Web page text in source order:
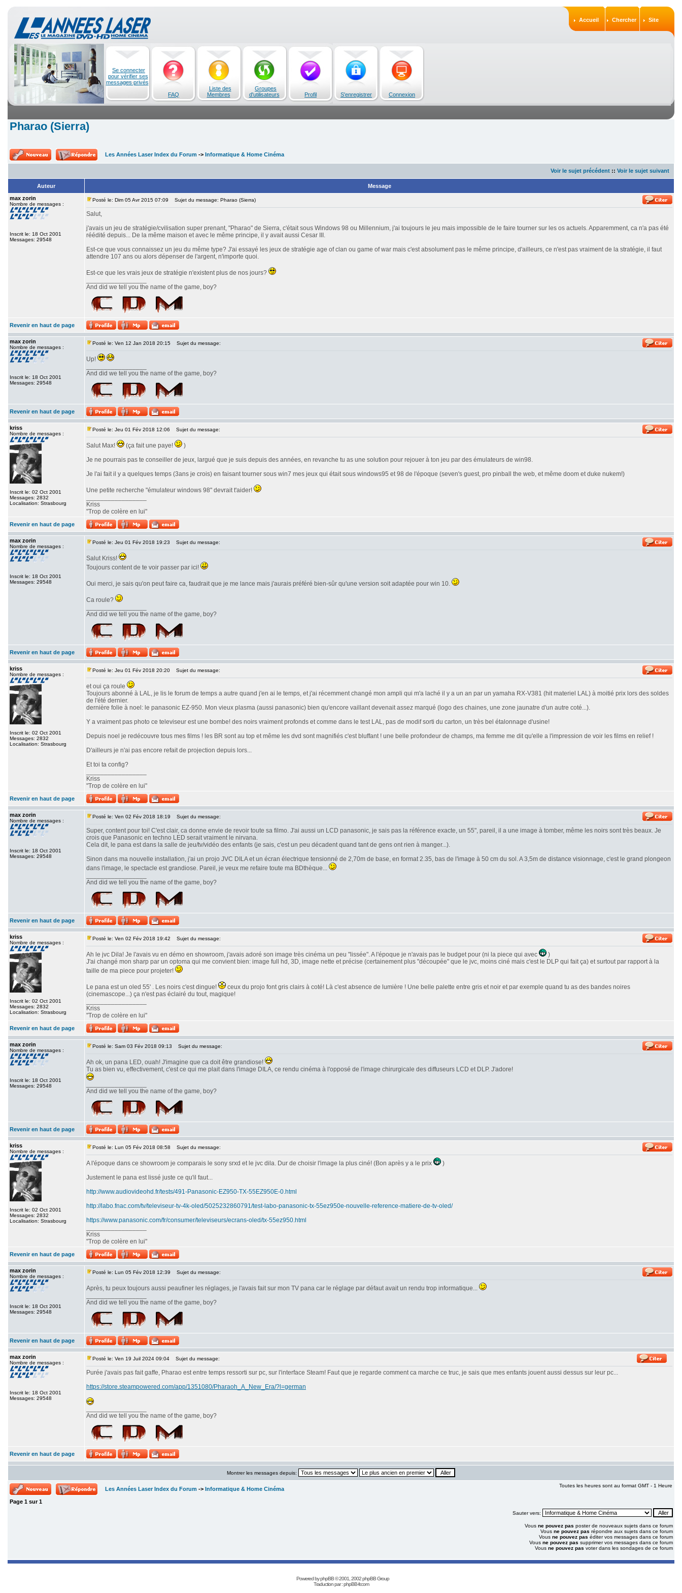
Accueil Chercher Site
Se connecter
pour vérifier ses
messages privés
FAQ
Liste des
Membres
Groupes
d'utilisateurs
Profil S'enregistrer Connexion
Pharao (Sierra)
Les Années Laser Index du Forum -> Informatique & Home Cinéma
Voir le sujet précédent :: Voir le sujet suivant
Auteur
Message
max zorin
Nombre de messages :
Inscrit le: 18 Oct 2001
Messages: 29548
Posté le: Dim 05 Avr 2015 07:09 Sujet du message: Pharao (Sierra)
Salut,
j'avais un jeu de stratégie/cvilisation super prenant, "Pharao" de Sierra, c'était sous Windows 98 ou Millennium, j'ai toujours le jeu mais impossible de le faire tourner sur les os actuels. Apparemment, ca n'a pas été
réédité depuis... De la même maison et avec le même principe, il y avait aussi Cesar III.
Est-ce que vous connaissez un jeu du même type? J'ai essayé les jeux de stratégie age of clan ou game of war mais c'est absolument pas le même principe, d'ailleurs, ce n'est pas vraiment de la stratégie, il faut
attendre 107 ans ou alors dépenser de l'argent, n'importe quoi.
Est-ce que les vrais jeux de stratégie n'existent plus de nos jours?
And did we tell you the name of the game, boy?
Revenir en haut de page
max zorin
Nombre de messages :
Inscrit le: 18 Oct 2001
Messages: 29548
Posté le: Ven 12 Jan 2018 20:15 Sujet du message:
Up!
And did we tell you the name of the game, boy?
Revenir en haut de page
kriss
Nombre de messages :
Inscrit le: 02 Oct 2001
Messages: 2832
Localisation: Strasbourg
Posté le: Jeu 01 Fév 2018 12:06 Sujet du message:
Salut Max! (ça fait une paye!
)
Je ne pourrais pas te conseiller de jeux, largué que je suis depuis des années, en revanche tu as une solution pour rejouer à ton jeu par des émulateurs de win98.
Je l'ai fait il y a quelques temps (3ans je crois) en faisant tourner sous win7 mes jeux qui était sous windows95 et 98 de l'époque (seven's guest, pro pinball the web, et même doom et duke nukem!)
Une petite recherche "émulateur windows 98" devrait t'aider!
Kriss
"Trop de colère en lui"
Revenir en haut de page
max zorin
Nombre de messages :
Inscrit le: 18 Oct 2001
Messages: 29548
Posté le: Jeu 01 Fév 2018 19:23 Sujet du message:
Salut Kriss!
Toujours content de te voir passer par ici!
Oui merci, je sais qu'on peut faire ca, faudrait que je me lance mais j'aurais préféré bien-sûr qu'une version soit adaptée pour win 10.
Ca roule?
And did we tell you the name of the game, boy?
Revenir en haut de page
kriss
Nombre de messages :
Inscrit le: 02 Oct 2001
Messages: 2832
Localisation: Strasbourg
Posté le: Jeu 01 Fév 2018 20:20 Sujet du message:
et oui ça roule
Toujours abonné à LAL, je lis le forum de temps a autre quand j'en ai le temps, et j'ai récemment changé mon ampli qui m'a laché il y a un an par un yamaha RX-V381 (hit materiel LAL) à moitié prix lors des soldes
de l'été dernier.
dernière folie à noel: le panasonic EZ-950. Mon vieux plasma (aussi panasonic) bien qu'encore vaillant devenait assez marqué (logo des chaines, une zone jaunatre d'un autre coté...).
Y a vraiment pas photo ce televiseur est une bombe! des noirs vraiment profonds et comme dans le test LAL, pas de modif sorti du carton, un très bel étalonnage d'usine!
Depuis noel je redécouvre tous mes films ! les BR sont au top et même les dvd sont magnifiés c'est bluffant ! une belle profondeur de champs, ma femme me dit qu'elle a l'impression de voir les films en relief !
D'ailleurs je n'ai pas encore refait de projection depuis lors...
Et toi ta config?
Kriss
"Trop de colère en lui"
Revenir en haut de page
max zorin
Nombre de messages :
Inscrit le: 18 Oct 2001
Messages: 29548
Posté le: Ven 02 Fév 2018 18:19 Sujet du message:
Super, content pour toi! C'est clair, ca donne envie de revoir toute sa filmo. J'ai aussi un LCD panasonic, je sais pas la référence exacte, un 55", pareil, il a une image à tomber, même les noirs sont très beaux. Je
crois que Panasonic en techno LED serait vraiment le nirvana.
Cela dit, le pana est dans la salle de jeu/tv/vidéo des enfants (je sais, c'est un peu décadent quand tant de gens ont rien à manger...).
Sinon dans ma nouvelle installation, j'ai un projo JVC DILA et un écran électrique tensionné de 2,70m de base, en format 2.35, bas de l'image à 50 cm du sol. A 3,5m de distance visionnage, c'est le grand plongeon
dans l'image, le spectacle est grandiose. Pareil, je veux me refaire toute ma BDthèque...
And did we tell you the name of the game, boy?
Revenir en haut de page
kriss
Nombre de messages :
Inscrit le: 02 Oct 2001
Messages: 2832
Localisation: Strasbourg
Posté le: Ven 02 Fév 2018 19:42 Sujet du message:
Ah le jvc Dila! Je l'avais vu en démo en showroom, j'avais adoré son image très cinéma un peu "lissée". A l'époque je n'avais pas le budget pour (ni la piece qui avec
)
J'ai changé mon sharp par un optoma qui me convient bien: image full hd, 3D, image nette et précise (certainement plus "découpée" que le jvc, moins ciné mais c'est le DLP qui fait ça) et surtout par rapport à la
taille de ma piece pour projeter!
Le pana est un oled 55' . Les noirs c'est dingue!
ceux du projo font gris clairs à coté! Là c'est absence de lumière ! Une belle palette entre gris et noir et par exemple quand tu as des bandes noires
(cinemascope...) ça n'est pas éclairé du tout, magique!
Kriss
"Trop de colère en lui"
Revenir en haut de page
max zorin
Nombre de messages :
Inscrit le: 18 Oct 2001
Messages: 29548
Posté le: Sam 03 Fév 2018 09:13 Sujet du message:
Ah ok, un pana LED, ouah! J'imagine que ca doit être grandiose!
Tu as bien vu, effectivement, c'est ce qui me plait dans l'image DILA, ce rendu cinéma à l'opposé de l'image chirurgicale des diffuseurs LCD et DLP. J'adore!
And did we tell you the name of the game, boy?
Revenir en haut de page
kriss
Nombre de messages :
Inscrit le: 02 Oct 2001
Messages: 2832
Localisation: Strasbourg
Posté le: Lun 05 Fév 2018 08:58 Sujet du message:
A l'époque dans ce showroom je comparais le sony srxd et le jvc dila. Dur de choisir l'image la plus ciné! (Bon après y a le prix
)
Justement le pana est lissé juste ce qu'il faut...
http://www.audiovideohd.fr/tests/491-Panasonic-EZ950-TX-55EZ950E-0.html
http://labo.fnac.com/tv/televiseur-tv-4k-oled/5025232860791/test-labo-panasonic-tx-55ez950e-nouvelle-reference-matiere-de-tv-oled/
https://www.panasonic.com/fr/consumer/televiseurs/ecrans-oled/tx-55ez950.html
Kriss
"Trop de colère en lui"
Revenir en haut de page
max zorin
Nombre de messages :
Inscrit le: 18 Oct 2001
Messages: 29548
Posté le: Lun 05 Fév 2018 12:39 Sujet du message:
Après, tu peux toujours aussi peaufiner les réglages, je l'avais fait sur mon TV pana car le réglage par défaut avait un rendu trop informatique...
And did we tell you the name of the game, boy?
Revenir en haut de page
max zorin
Nombre de messages :
Inscrit le: 18 Oct 2001
Messages: 29548
Posté le: Ven 19 Juil 2024 09:04 Sujet du message:
Purée j'avais pas fait gaffe, Pharao est entre temps ressorti sur pc, sur l'interface Steam! Faut que je regarde comment ca marche ce truc, je sais que mes enfants jouent aussi dessus sur leur pc...
https://store.steampowered.com/app/1351080/Pharaoh_A_New_Era/?l=german
And did we tell you the name of the game, boy?
Revenir en haut de page
Montrer les messages depuis:
Les Années Laser Index du Forum -> Informatique & Home Cinéma
Toutes les heures sont au format GMT - 1 Heure
Page 1 sur1
Sauter vers:
Vous ne pouvez pas poster de nouveaux sujets dans ce forum
Vous ne pouvez pas répondre aux sujets dans ce forum
Vous ne pouvez pas éditer vos messages dans ce forum
Vous ne pouvez pas supprimer vos messages dans ce forum
Vous ne pouvez pas voter dans les sondages de ce forum
Powered byphpBB© 2001, 2002 phpBB Group
Traduction par :phpBB-fr.com